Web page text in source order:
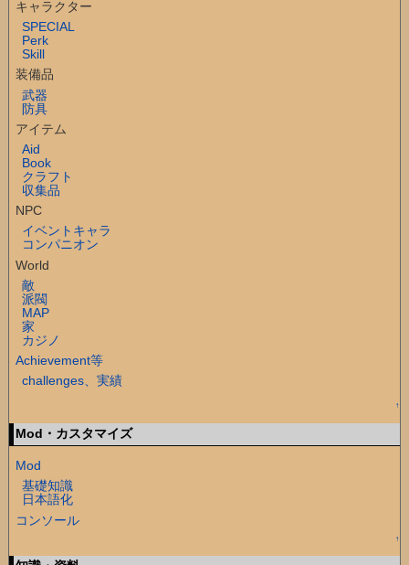
キャラクター
SPECIAL
Perk
Skill
装備品
武器
防具
アイテム
Aid
Book
クラフト
収集品
NPC
イベントキャラ
コンパニオン
World
敵
派閥
MAP
家
カジノ
Achievement等
challenges、実績
↑
Mod・カスタマイズ
Mod
基礎知識
日本語化
コンソール
↑